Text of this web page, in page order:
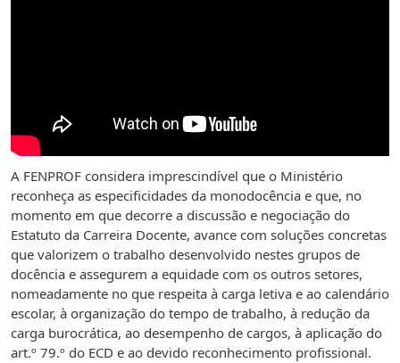
A FENPROF considera imprescindível que o Ministério
reconheça as especificidades da monodocência e que, no
momento em que decorre a discussão e negociação do
Estatuto da Carreira Docente, avance com soluções concretas
que valorizem o trabalho desenvolvido nestes grupos de
docência e assegurem a equidade com os outros setores,
nomeadamente no que respeita à carga letiva e ao calendário
escolar, à organização do tempo de trabalho, à redução da
carga burocrática, ao desempenho de cargos, à aplicação do
art.º 79.º do ECD e ao devido reconhecimento profissional.